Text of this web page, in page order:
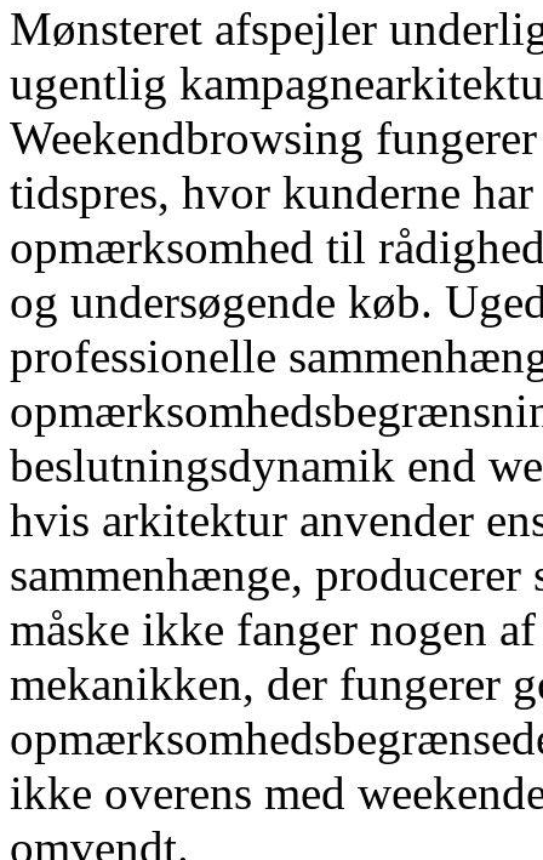
Mønsteret afspejler
ugentlig
Weekendbrowsing
tidspres, hvor kunderne
opmærksomhed til
og undersøgende køb.
professionelle
beslutningsdynamik end
hvis arkitektur anvender
sammenhænge,
måske ikke fanger nogen
mekanikken, der fungerer
ikke overens med
omvendt.